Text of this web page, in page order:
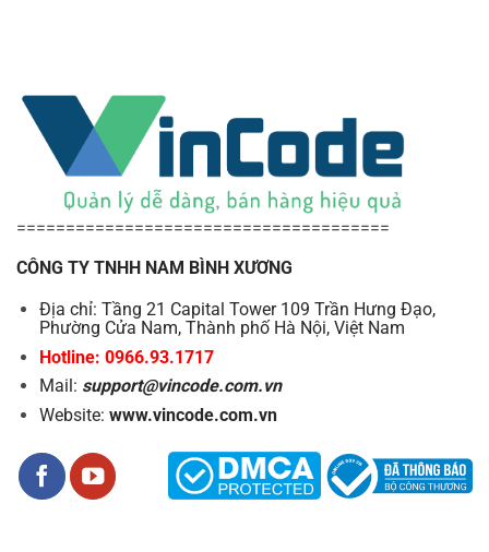
======================================
CÔNG TY TNHH NAM BÌNH XƯƠNG
Địa chỉ: Tầng 21 Capital Tower 109 Trần Hưng Đạo,
Phường Cửa Nam, Thành phố Hà Nội, Việt Nam
Hotline: 0966.93.1717
Mail: support@vincode.com.vn
Website: www.vincode.com.vn